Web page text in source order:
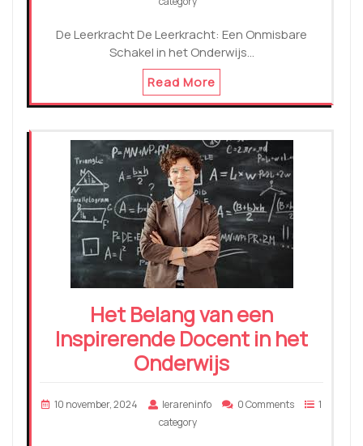
De Leerkracht De Leerkracht: Een Onmisbare
Schakel in het Onderwijs…
Read More
Het Belang van een
Inspirerende Docent in het
Onderwijs
10 november, 2024 lerareninfo 0 Comments
1
category